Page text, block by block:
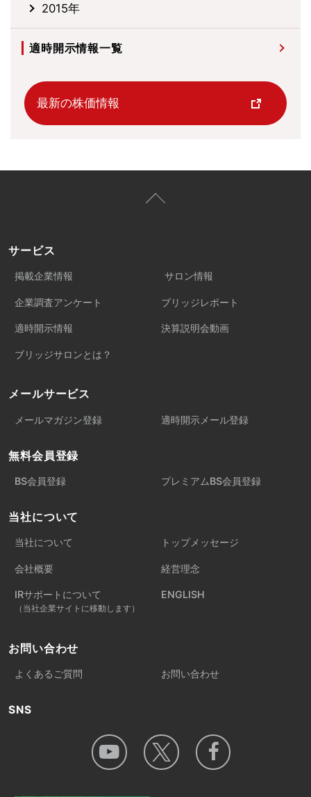
2015年
適時開示情報一覧
最新の株価情報
サービス
掲載企業情報 サロン情報
企業調査アンケート ブリッジレポート
適時開示情報 決算説明会動画
ブリッジサロンとは？
メールサービス
メールマガジン登録 適時開示メール登録
無料会員登録
BS会員登録 プレミアムBS会員登録
当社について
当社について トップメッセージ
会社概要 経営理念
IRサポートについて
（当社企業サイトに移動します）
ENGLISH
お問い合わせ
よくあるご質問 お問い合わせ
SNS